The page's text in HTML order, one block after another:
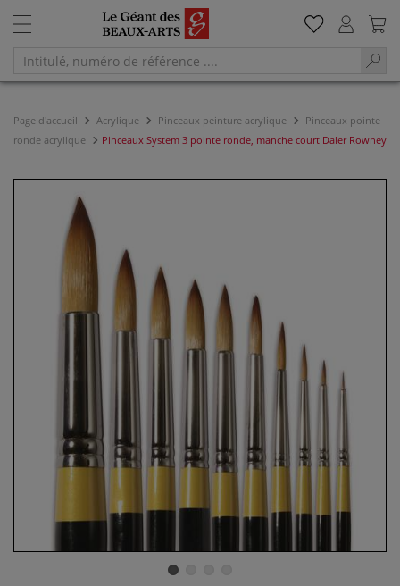
Page d'accueil Acrylique Pinceaux peinture acrylique
Pinceaux pointe
ronde acrylique
Pinceaux System 3 pointe ronde, manche court Daler Rowney